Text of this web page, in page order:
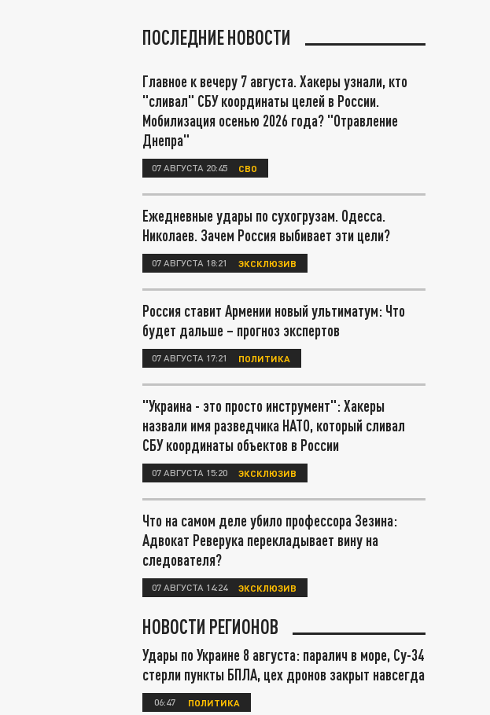
ПОСЛЕДНИЕ НОВОСТИ
Главное к вечеру 7 августа. Хакеры узнали, кто
"сливал" СБУ координаты целей в России.
Мобилизация осенью 2026 года? "Отравление
Днепра"
07 АВГУСТА 20:45 СВО
Ежедневные удары по сухогрузам. Одесса.
Николаев. Зачем Россия выбивает эти цели?
07 АВГУСТА 18:21 ЭКСКЛЮЗИВ
Россия ставит Армении новый ультиматум: Что
будет дальше – прогноз экспертов
07 АВГУСТА 17:21 ПОЛИТИКА
"Украина - это просто инструмент": Хакеры
назвали имя разведчика НАТО, который сливал
СБУ координаты объектов в России
07 АВГУСТА 15:20 ЭКСКЛЮЗИВ
Что на самом деле убило профессора Зезина:
Адвокат Реверука перекладывает вину на
следователя?
07 АВГУСТА 14:24 ЭКСКЛЮЗИВ
НОВОСТИ РЕГИОНОВ
Удары по Украине 8 августа: паралич в море, Су-34
стерли пункты БПЛА, цех дронов закрыт навсегда
06:47 ПОЛИТИКА